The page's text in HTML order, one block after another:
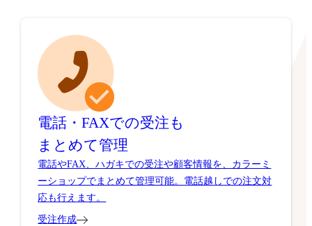
電話・FAXでの受注も
まとめて管理
電話やFAX、ハガキでの受注や顧客情報を、カラーミ
ーショップでまとめて管理可能。電話越しでの注文対
応も行えます。
受注作成